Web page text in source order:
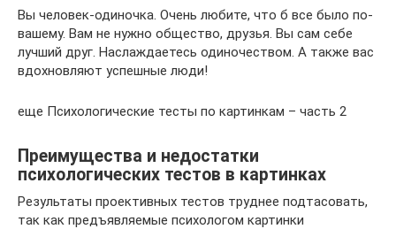
Вы человек-одиночка. Очень любите, что б все было по-
вашему. Вам не нужно общество, друзья. Вы сам себе
лучший друг. Наслаждаетесь одиночеством. А также вас
вдохновляют успешные люди!
еще Психологические тесты по картинкам – часть 2
Преимущества и недостатки
психологических тестов в картинках
Результаты проективных тестов труднее подтасовать,
так как предъявляемые психологом картинки